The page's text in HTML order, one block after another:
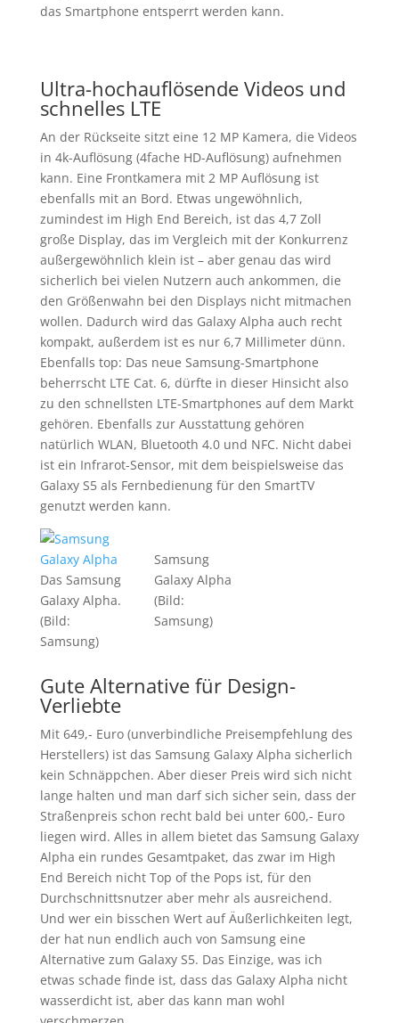
das Smartphone entsperrt werden kann.
Ultra-hochauflösende Videos und
schnelles LTE
An der Rückseite sitzt eine 12 MP Kamera, die Videos
in 4k-Auflösung (4fache HD-Auflösung) aufnehmen
kann. Eine Frontkamera mit 2 MP Auflösung ist
ebenfalls mit an Bord. Etwas ungewöhnlich,
zumindest im High End Bereich, ist das 4,7 Zoll
große Display, das im Vergleich mit der Konkurrenz
außergewöhnlich klein ist – aber genau das wird
sicherlich bei vielen Nutzern auch ankommen, die
den Größenwahn bei den Displays nicht mitmachen
wollen. Dadurch wird das Galaxy Alpha auch recht
kompakt, außerdem ist es nur 6,7 Millimeter dünn.
Ebenfalls top: Das neue Samsung-Smartphone
beherrscht LTE Cat. 6, dürfte in dieser Hinsicht also
zu den schnellsten LTE-Smartphones auf dem Markt
gehören. Ebenfalls zur Ausstattung gehören
natürlich WLAN, Bluetooth 4.0 und NFC. Nicht dabei
ist ein Infrarot-Sensor, mit dem beispielsweise das
Galaxy S5 als Fernbedienung für den SmartTV
genutzt werden kann.
Das Samsung
Galaxy Alpha.
(Bild:
Samsung)
Samsung
Galaxy Alpha
(Bild:
Samsung)
Gute Alternative für Design-
Verliebte
Mit 649,- Euro (unverbindliche Preisempfehlung des
Herstellers) ist das Samsung Galaxy Alpha sicherlich
kein Schnäppchen. Aber dieser Preis wird sich nicht
lange halten und man darf sich sicher sein, dass der
Straßenpreis schon recht bald bei unter 600,- Euro
liegen wird. Alles in allem bietet das Samsung Galaxy
Alpha ein rundes Gesamtpaket, das zwar im High
End Bereich nicht Top of the Pops ist, für den
Durchschnittsnutzer aber mehr als ausreichend.
Und wer ein bisschen Wert auf Äußerlichkeiten legt,
der hat nun endlich auch von Samsung eine
Alternative zum Galaxy S5. Das Einzige, was ich
etwas schade finde ist, dass das Galaxy Alpha nicht
wasserdicht ist, aber das kann man wohl